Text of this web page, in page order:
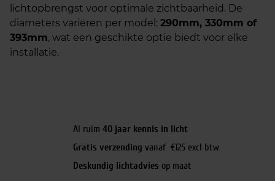
lichtopbrengst voor optimale zichtbaarheid. De
diameters variëren per model: 290mm, 330mm of
393mm, wat een geschikte optie biedt voor elke
installatie.
Al ruim 40 jaar kennis in licht
Gratis verzending vanaf €125 excl btw
Deskundig lichtadvies op maat